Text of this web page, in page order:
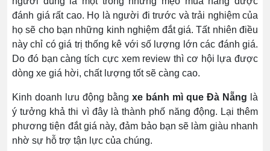
đánh giá rất cao. Họ là người đi trước và trải nghiệm của
họ sẽ cho bạn những kinh nghiệm đắt giá. Tất nhiên điều
này chỉ có giá trị thống kê với số lượng lớn các đánh giá.
Do đó bạn càng tích cực xem review thì cơ hội lựa được
dòng xe giá hời, chất lượng tốt sẽ càng cao.
Kinh doanh lưu động bằng xe bánh mì que Đà Nẵng là
ý tưởng khả thi vì đây là thành phố năng động. Lại thêm
phương tiện đắt giá này, đảm bảo bạn sẽ làm giàu nhanh
nhờ sự hỗ trợ tận lực của chúng.